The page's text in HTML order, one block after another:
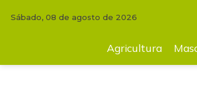
La plataforma
Sábado, 08 de agosto de 2026
Agricultura